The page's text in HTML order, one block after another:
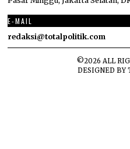
E-MAIL
redaksi@totalpolitik.com
©2026 ALL
DESIGNED BY